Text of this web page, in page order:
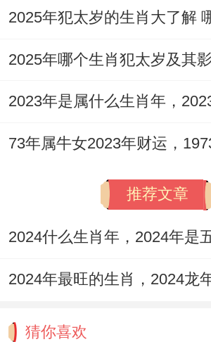
是一成不变的~有要夫妻共同
对方;共同营造一个和谐、温
推荐文章
猜你喜欢